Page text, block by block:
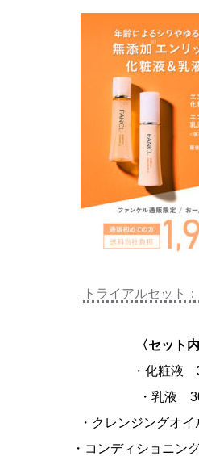
トライアルセット
〈セット
・化粧液
・乳液
・クレンジングオ
・コンディショニ